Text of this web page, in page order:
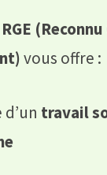
RGE
vous offre :
travail